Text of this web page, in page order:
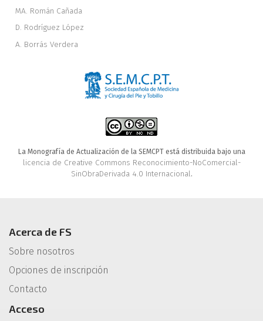
MA. Román Cañada
D. Rodríguez López
A. Borrás Verdera
La Monografía de Actualización de la SEMCPT está distribuida bajo una
licencia de Creative Commons Reconocimiento-NoComercial-
SinObraDerivada 4.0 Internacional.
Acerca de FS
Sobre nosotros
Opciones de inscripción
Contacto
Acceso